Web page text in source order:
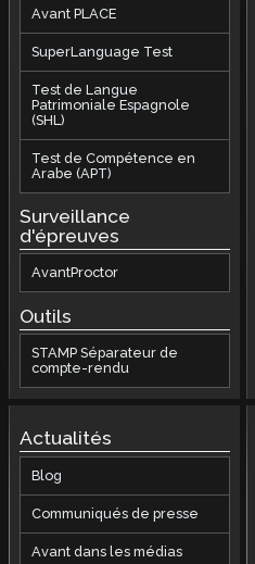
Avant PLACE
SuperLanguage Test
Test de Langue
Patrimoniale Espagnole
(SHL)
Test de Compétence en
Arabe (APT)
Surveillance
d'épreuves
AvantProctor
Outils
STAMP Séparateur de
compte-rendu
Actualités
Blog
Communiqués de presse
Avant dans les médias